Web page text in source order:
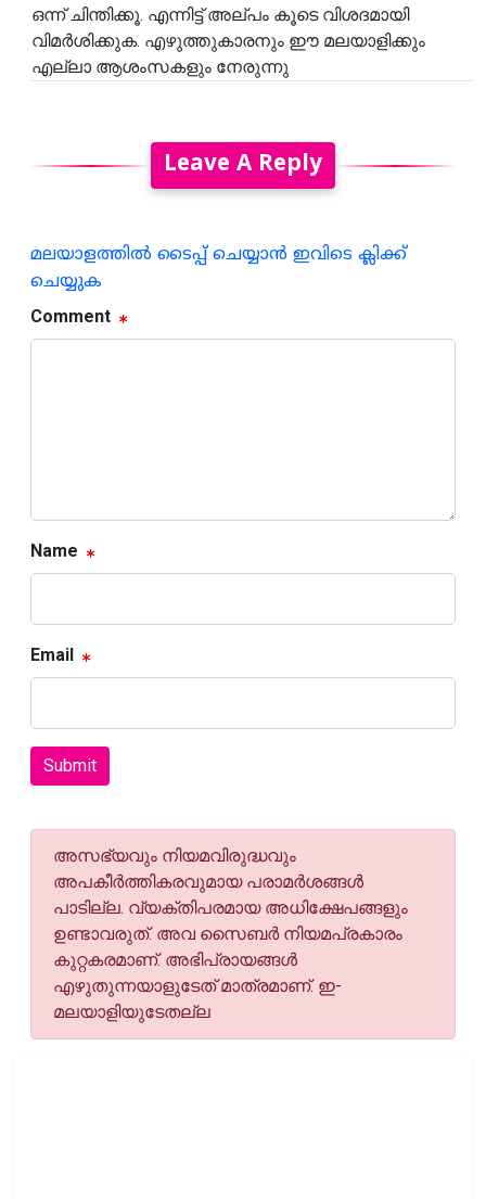
ഒന്ന് ചിന്തിക്കൂ. എന്നിട്ട് അല്പം കൂടെ വിശദമായി
വിമർശിക്കുക. എഴുത്തുകാരനും ഈ മലയാളിക്കും
എല്ലാ ആശംസകളും നേരുന്നു
Leave A Reply
മലയാളത്തില്‍ ടൈപ്പ് ചെയ്യാന്‍ ഇവിടെ ക്ലിക്ക്
ചെയ്യുക
Comment
Name
Email
Submit
അസഭ്യവും നിയമവിരുദ്ധവും
അപകീര്‍ത്തികരവുമായ പരാമര്‍ശങ്ങള്‍
പാടില്ല. വ്യക്തിപരമായ അധിക്ഷേപങ്ങളും
ഉണ്ടാവരുത്. അവ സൈബര്‍ നിയമപ്രകാരം
കുറ്റകരമാണ്. അഭിപ്രായങ്ങള്‍
എഴുതുന്നയാളുടേത് മാത്രമാണ്. ഇ-
മലയാളിയുടേതല്ല